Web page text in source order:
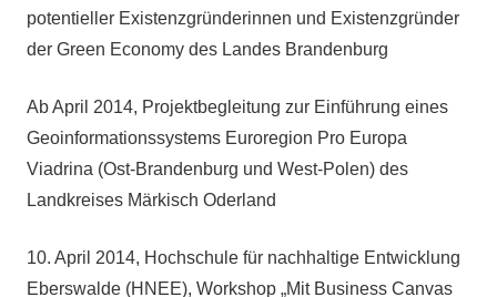
potentieller Existenzgründerinnen und Existenzgründer
der Green Economy des Landes Brandenburg
Ab April 2014, Projektbegleitung zur Einführung eines
Geoinformationssystems Euroregion Pro Europa
Viadrina (Ost-Brandenburg und West-Polen) des
Landkreises Märkisch Oderland
10. April 2014, Hochschule für nachhaltige Entwicklung
Eberswalde (HNEE), Workshop „Mit Business Canvas